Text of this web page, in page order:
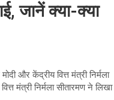
जानें क्या-क्या
और केंद्रीय वित्त मंत्री निर्मला
मंत्री निर्मला सीतारमण ने लिखा